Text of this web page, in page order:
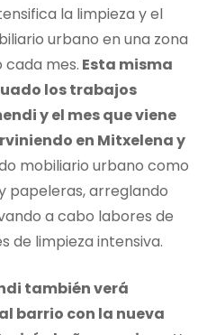
la limpieza y el
urbano en una zona
mes. Esta misma
los trabajos
y el mes que viene
en Mitxelena y
mobiliario urbano como
papeleras, arreglando
a cabo labores de
de limpieza intensiva.
también verá
barrio con la nueva